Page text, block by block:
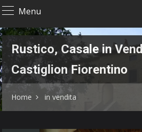
Menu
Rustico, Casale in
Castiglion Fiorentino
Home in vendita